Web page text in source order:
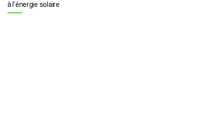
à l’énergie solaire